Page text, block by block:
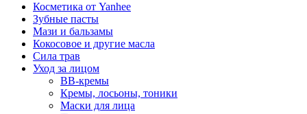
Косметика от Yanhee
Зубные пасты
Мази и бальзамы
Кокосовое и другие масла
Сила трав
Уход за лицом
BB-кремы
Кремы, лосьоны, тоники
Маски для лица